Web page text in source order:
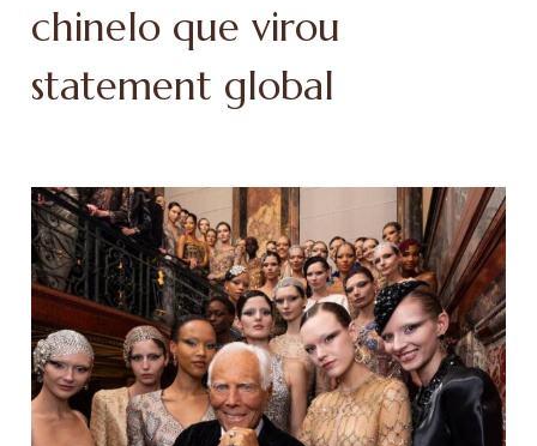
chinelo que virou
statement global